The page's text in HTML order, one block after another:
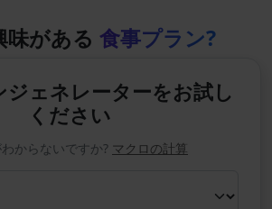
味がある 食事プラン?
ジェネレーターをお試し
ください
わからないですか? マクロの計算